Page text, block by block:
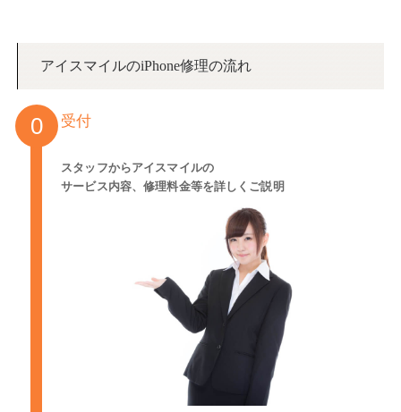
アイスマイルのiPhone修理の流れ
受付
スタッフからアイスマイルの
サービス内容、修理料金等を詳しくご説明